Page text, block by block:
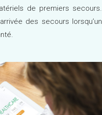
de premiers secours.
des secours lorsqu’un